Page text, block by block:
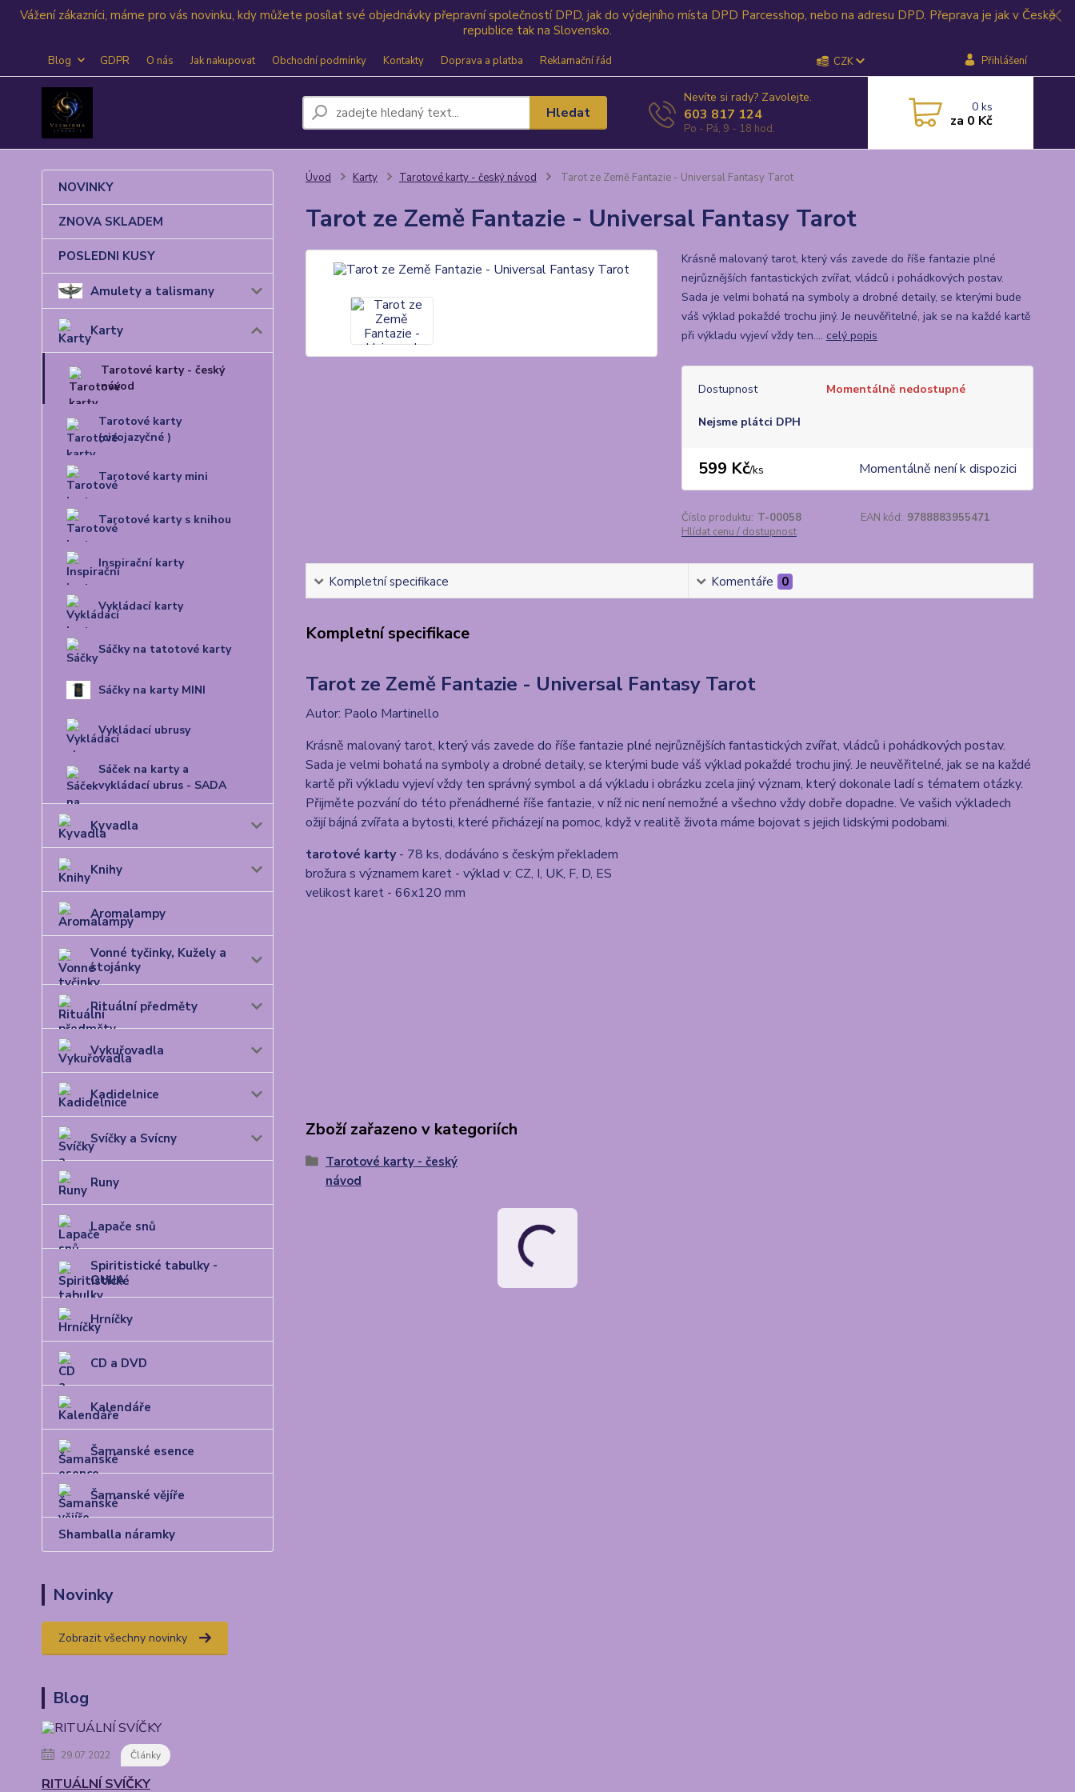
Vážení zákazníci, máme pro vás novinku, kdy můžete posílat své objednávky přepravní společností DPD, jak do výdejního místa DPD Parcesshop, nebo na adresu DPD. Přeprava je jak v České
republice tak na Slovensko.
Blog GDPR O nás Jak nakupovat Obchodní podmínky Kontakty Doprava a platba Reklamační řád CZK Přihlášení
Hledat
Nevíte si rady? Zavolejte.
603 817 124
Po - Pá, 9 - 18 hod.
0ks
za 0 Kč
NOVINKY
ZNOVA SKLADEM
POSLEDNI KUSY
Amulety a talismany
Karty
Tarotové karty - český
návod
Tarotové karty
(cizojazyčné )
Tarotové karty mini
Tarotové karty s knihou
Inspirační karty
Vykládací karty
Sáčky na tatotové karty
Sáčky na karty MINI
Vykládací ubrusy
Sáček na karty a
vykládací ubrus - SADA
Kyvadla
Knihy
Aromalampy
Vonné tyčinky, Kužely a
stojánky
Rituální předměty
Vykuřovadla
Kadidelnice
Svíčky a Svícny
Runy
Lapače snů
Spiritistické tabulky -
OUIJA
Hrníčky
CD a DVD
Kalendáře
Šamanské esence
Šamanské vějíře
Shamballa náramky
Novinky
Zobrazit všechny novinky
Blog
29.07.2022 Články
RITUÁLNÍ SVÍČKY
Úvod Karty Tarotové karty - český návod Tarot ze Země Fantazie - Universal Fantasy Tarot
Tarot ze Země Fantazie - Universal Fantasy Tarot
Krásně malovaný tarot, který vás zavede do říše fantazie plné
nejrůznějších fantastických zvířat, vládců i pohádkových postav.
Sada je velmi bohatá na symboly a drobné detaily, se kterými bude
váš výklad pokaždé trochu jiný. Je neuvěřitelné, jak se na každé kartě
při výkladu vyjeví vždy ten.... celý popis
Dostupnost Momentálně nedostupné
Nejsme plátci DPH
599 Kč/ks Momentálně není k dispozici
Číslo produktu: T-00058 EAN kód: 9788883955471
Hlídat cenu / dostupnost
Kompletní specifikace Komentáře 0
Kompletní specifikace
Tarot ze Země Fantazie - Universal Fantasy Tarot
Autor: Paolo Martinello
Krásně malovaný tarot, který vás zavede do říše fantazie plné nejrůznějších fantastických zvířat, vládců i pohádkových postav.
Sada je velmi bohatá na symboly a drobné detaily, se kterými bude váš výklad pokaždé trochu jiný. Je neuvěřitelné, jak se na každé
kartě při výkladu vyjeví vždy ten správný symbol a dá výkladu i obrázku zcela jiný význam, který dokonale ladí s tématem otázky.
Přijměte pozvání do této přenádherné říše fantazie, v níž nic není nemožné a všechno vždy dobře dopadne. Ve vašich výkladech
ožijí bájná zvířata a bytosti, které přicházejí na pomoc, když v realitě života máme bojovat s jejich lidskými podobami.
tarotové karty- 78 ks, dodáváno s českým překladem
brožura s významem karet - výklad v: CZ, I, UK, F, D, ES
velikost karet - 66x120 mm
Zboží zařazeno v kategoriích
Tarotové karty - český
návod